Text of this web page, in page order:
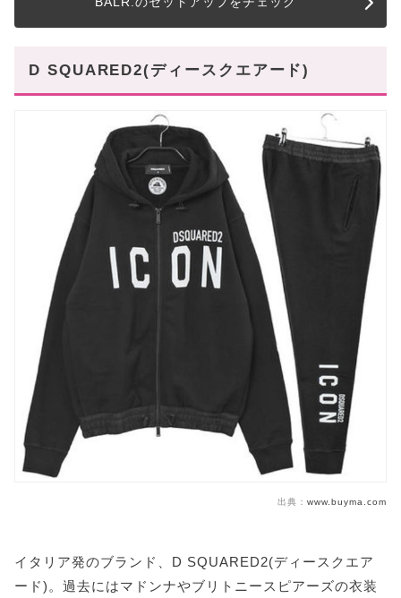
D SQUARED2(ディースクエアード)
出典： www.buyma.com
イタリア発のブランド、D SQUARED2(ディースクエア
ード)。過去にはマドンナやブリトニースピアーズの衣装